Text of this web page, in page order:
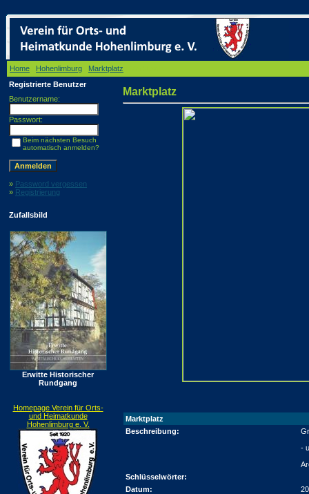
Home Hohenlimburg Marktplatz
Registrierte Benutzer
Benutzername:
Passwort:
Beim nächsten Besuch
automatisch anmelden?
» Password vergessen
» Registrierung
Zufallsbild
Erwitte Historischer
Rundgang
Homepage Verein für Orts-
und Heimatkunde
Hohenlimburg e. V.
Marktplatz
Marktplatz
Beschreibung:
-
Schlüsselwörter:
Datum: